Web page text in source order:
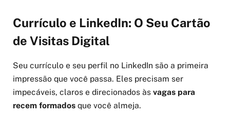
Currículo e LinkedIn: O Seu Cartão
de Visitas Digital
Seu currículo e seu perfil no LinkedIn são a primeira
impressão que você passa. Eles precisam ser
impecáveis, claros e direcionados às vagas para
recem formados que você almeja.